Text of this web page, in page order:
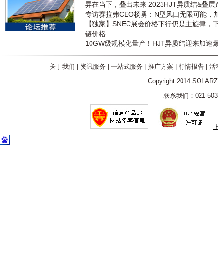
异在当下，叠出未来 2023HJT异质结&叠层
专访赛拉弗CEO杨勇：N型风口无限可能，
【独家】SNEC展会价格下行仍是主旋律，
链价格
10GW级规模化量产！HJT异质结迎来加速
关于我们 资讯服务 一站式服务 推广方案 行情报告| 活
Copyright:2014
联系我们：021-